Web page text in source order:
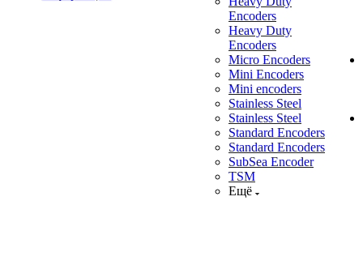
Encoders
Heavy Duty
Encoders
Micro Encoders
Mini Encoders
Mini encoders
Stainless Steel
Stainless Steel
Standard Encoders
Standard Encoders
SubSea Encoder
TSM
Ещё